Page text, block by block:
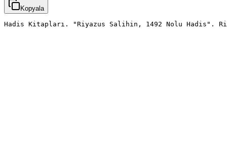
Kopyala
Hadis Kitapları. "Riyazus Salihin, 1492 Nolu Hadis".